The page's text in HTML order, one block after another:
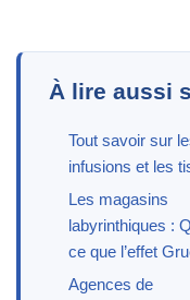
À lire aussi
Tout savoir sur
infusions et les
Les magasins
labyrinthiques :
ce que l’effet
Agences de